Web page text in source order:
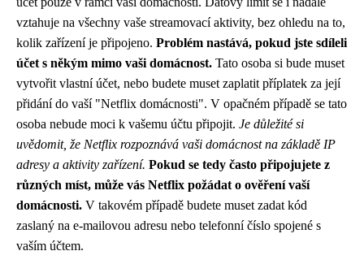
vztahuje na všechny vaše streamovací aktivity, bez ohledu na to,
kolik zařízení je připojeno. Problém nastává, pokud jste sdíleli
účet s někým mimo vaši domácnost. Tato osoba si bude muset
vytvořit vlastní účet, nebo budete muset zaplatit příplatek za její
přidání do vaší "Netflix domácnosti". V opačném případě se tato
osoba nebude moci k vašemu účtu připojit. Je důležité si
uvědomit, že Netflix rozpoznává vaši domácnost na základě IP
adresy a aktivity zařízení. Pokud se tedy často připojujete z
různých míst, může vás Netflix požádat o ověření vaší
domácnosti. V takovém případě budete muset zadat kód
zaslaný na e-mailovou adresu nebo telefonní číslo spojené s
vaším účtem.